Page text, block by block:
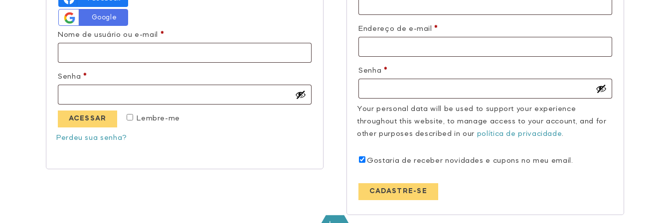
Google
Nome de usuário ou e-mail *
Senha *
Lembre-me
ACESSAR
Perdeu sua senha?
Endereço de e-mail*
Senha*
Your personal data will be used to support your experience
throughout this website, to manage access to your account, and for
other purposes described in our política de privacidade.
Gostaria de receber novidades e cupons no meu email.
CADASTRE-SE